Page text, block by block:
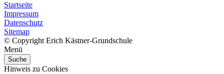
Startseite
Impressum
Datenschutz
Sitemap
© Copyright Erich Kästner-Grundschule
Menü
Suche
Hinweis zu Cookies